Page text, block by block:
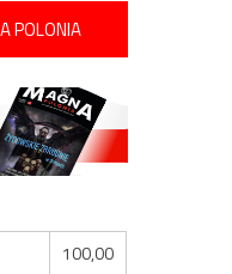
POLONIA
100,00